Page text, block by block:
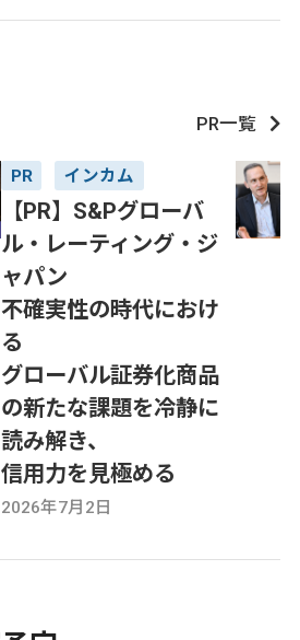
PR一覧
PR インカム
【PR】S&Pグローバ
ル・レーティング・ジ
ャパン
不確実性の時代におけ
る
グローバル証券化商品
の新たな課題を冷静に
読み解き、
信用力を見極める
2026年7月2日